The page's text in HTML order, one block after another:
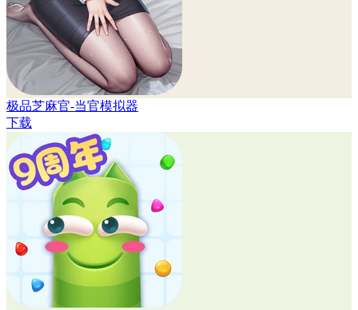
极品芝麻官-当官模拟器
下载